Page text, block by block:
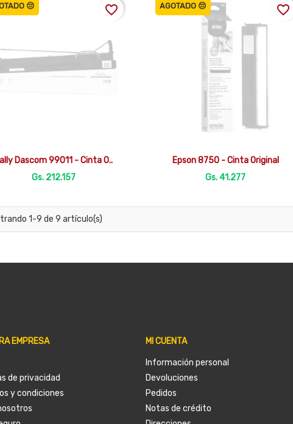
Vista rápida
Dascom 99011 - Cinta O..
Gs. 212.157
😔 favorite_border
Vista rápida
Epson 8750 - Cinta Original
Gs. 41.277
AGOTADO 😔 favorite_border
1-9 de 9 artículo(s)
EMPRESA
de privacidad
y condiciones
MI CUENTA
Información personal
Devoluciones
Pedidos
Notas de crédito